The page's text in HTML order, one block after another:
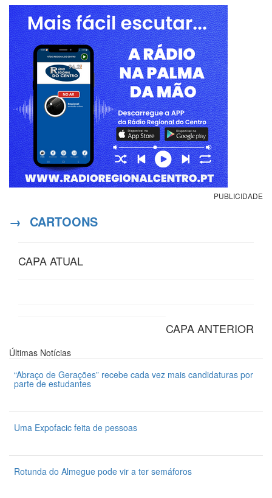
PUBLICIDADE
→ CARTOONS
CAPA ATUAL
CAPA ANTERIOR
Últimas Notícias
“Abraço de Gerações” recebe cada vez mais candidaturas por
parte de estudantes
Uma Expofacic feita de pessoas
Rotunda do Almegue pode vir a ter semáforos